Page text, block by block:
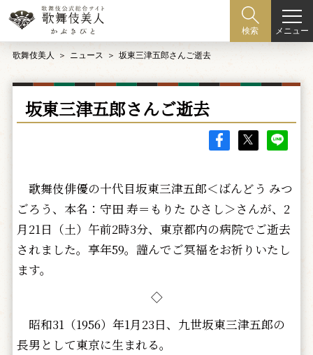
検索 メニュー
歌舞伎美人 ニュース 坂東三津五郎さんご逝去
坂東三津五郎さんご逝去
歌舞伎俳優の十代目坂東三津五郎＜ばんどう みつ
ごろう、本名：守田 寿＝もりた ひさし＞さんが、2
月21日（土）午前2時3分、東京都内の病院でご逝去
されました。享年59。謹んでご冥福をお祈りいたし
ます。
◇
昭和31（1956）年1月23日、九世坂東三津五郎の
長男として東京に生まれる。